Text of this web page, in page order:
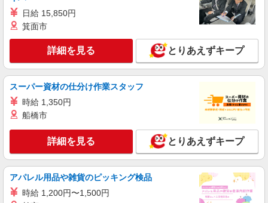
キープ 詳細を見る
株式会社フルキャスト東京支社/EA0401G-10A
仕分け シール貼り 倉庫内軽作業 オフィスワー
ク イベントスタッフ等
時給1600円〜1800円（22:00〜翌5:00の深夜手
当で時給UP） ※給与幅は経験・能力による
キープ 詳細を見る
正社員
東京美装興業株式会社 東京第一支店
日給 15,850円
箕面市
詳細を見る とりあえずキープ
スーパー資材の仕分け作業スタッフ
時給 1,350円
船橋市
詳細を見る とりあえずキープ
アパレル用品や雑貨のピッキング検品
時給 1,200円〜1,500円